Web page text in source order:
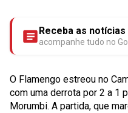
Receba as notícias
acompanhe tudo no
O Flamengo estreou no
com uma derrota por 2 a 1
Morumbi. A partida, que